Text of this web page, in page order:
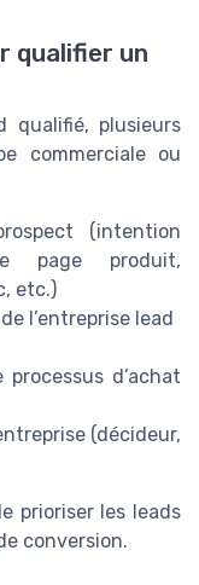
qualifier un
qualifié, plusieurs
commerciale ou
(intention
page produit,
etc.)
l’entreprise lead
d’achat
(décideur,
prioriser les leads
conversion.